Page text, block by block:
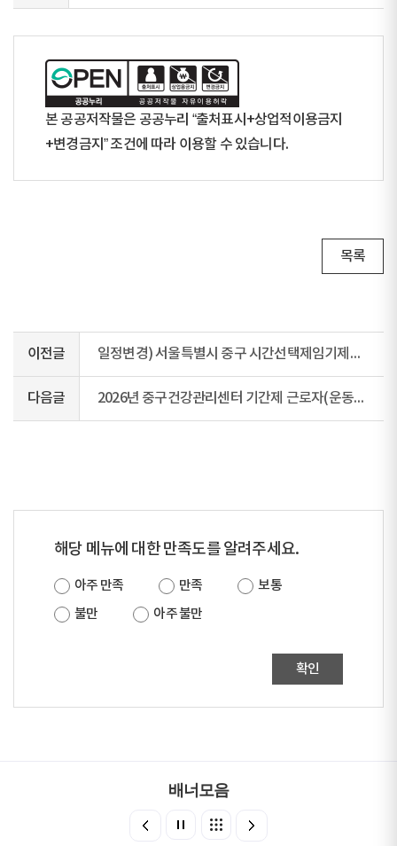
본 공공저작물은 공공누리 “출처표시+상업적이용금지
+변경금지” 조건에 따라 이용할 수 있습니다.
목록
이전글 일정변경) 서울특별시 중구 시간선택제임기제공무원(주차단속분야) 운전실기 합격자 공개
다음글 2026년 중구건강관리센터 기간제 근로자(운동사)채용 최종 합격자 공고
해당 메뉴에 대한 만족도를 알려주세요.
아주 만족 만족
보통
불만
아주 불만
확인
배너모음